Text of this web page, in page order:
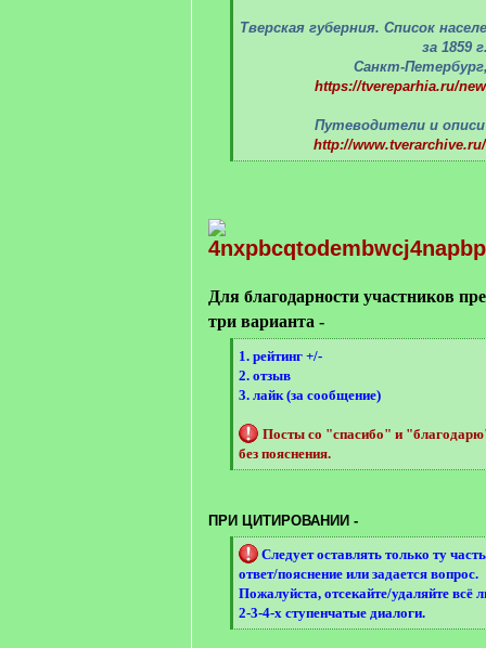
Тверская губерния. Список
за 1859
Санкт-
https://tvereparhia.ru/
Путеводители и описи
http://
[
Для благодарности участников
три варианта -
[
q
]
1. рейтинг +/-
2. отзыв
3. лайк (за сообщение)
Посты со "спасибо" и
без пояснения.
[
q
]
ПРИ ЦИТИРОВАНИИ -
[
q
]
Следует оставлять только ту
ответ/пояснение или задается вопрос.
Пожалуйста, отсекайте/удаляйте всё
2-3-4-х ступенчатые диалоги.
[